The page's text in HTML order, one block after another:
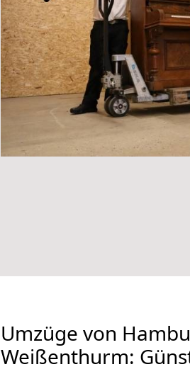
Umzüge von
Weißenthurm: